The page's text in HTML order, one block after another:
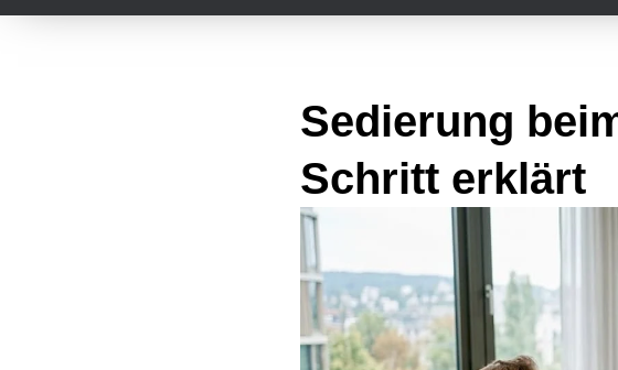
Sedierung
Schritt erklärt